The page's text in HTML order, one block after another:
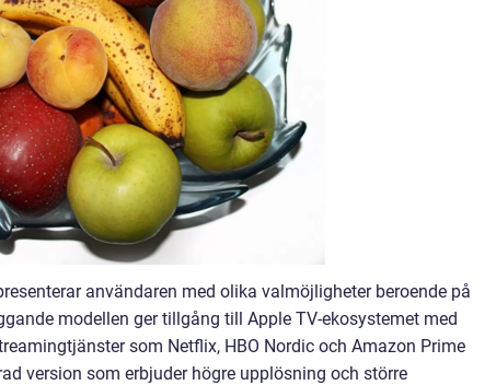
användaren med olika valmöjligheter beroende på
modellen ger tillgång till Apple TV-ekosystemet med
som Netflix, HBO Nordic och Amazon Prime
version som erbjuder högre upplösning och större